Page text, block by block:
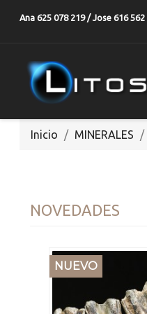
Ana 625 078 219 / Jose 616 562
Inicio MINERALES
NOVEDADES
NUEVO